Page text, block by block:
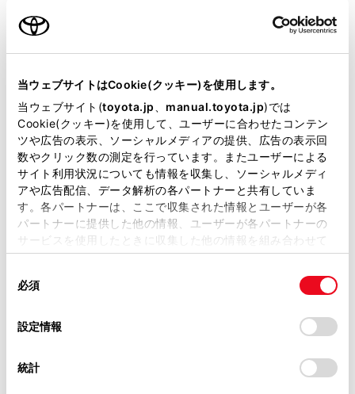
当ウェブサイトはCookie(クッキー)を使用します。
当ウェブサイト(toyota.jp manual.toyota.jp)では
Cookie(クッキー)を使用して、ユーザーに合わせたコンテン
ツや広告の表示、ソーシャルメディアの提供、広告の表示回
数やクリック数の測定を行っています。またユーザーによる
サイト利用状況についても情報を収集し、ソーシャルメディ
アや広告配信、データ解析の各パートナーと共有していま
す。各パートナーは、ここで収集された情報とユーザーが各
パートナーに提供した他の情報、ユーザーが各パートナーの
サービスを使用したときに収集した他の情報を組み合わせて
使用することがあります。当ウェブサイトの使用を続行する
デバイスにすべてのCookie(クッキー)が保存されることに同
意したことになります。Cookie(クッキー)のオプトアウト、
設定の変更、同意を撤回したりするにあたっては、当社の
「Cookie（クッキー）情報の取り扱いについて
」をご覧くだ
必須
設定情報
統計
用意いただくとスムーズな対応
が可能です。
リコール等情報はこちら
チャットでお問い合わせ
（長期連休などの当社指定日を除く）